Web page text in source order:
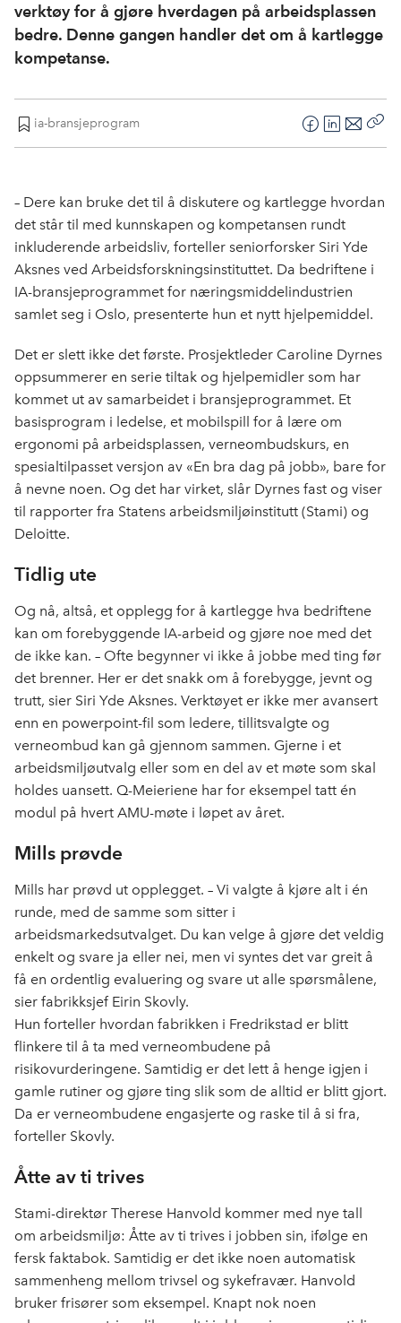
verktøy for å gjøre hverdagen på arbeidsplassen
bedre. Denne gangen handler det om å kartlegge
kompetanse.
ia-bransjeprogram
F
a
e
b
o
k
L
i
k
e
d
I
E
-
o
s
t
– Dere kan bruke det til å diskutere og kartlegge hvordan
det står til med kunnskapen og kompetansen rundt
inkluderende arbeidsliv, forteller seniorforsker Siri Yde
Aksnes ved Arbeidsforskningsinstituttet. Da bedriftene i
IA-bransjeprogrammet for næringsmiddelindustrien
samlet seg i Oslo, presenterte hun et nytt hjelpemiddel.
Det er slett ikke det første. Prosjektleder Caroline Dyrnes
oppsummerer en serie tiltak og hjelpemidler som har
kommet ut av samarbeidet i bransjeprogrammet. Et
basisprogram i ledelse, et mobilspill for å lære om
ergonomi på arbeidsplassen, verneombudskurs, en
spesialtilpasset versjon av «En bra dag på jobb», bare for
å nevne noen. Og det har virket, slår Dyrnes fast og viser
til rapporter fra Statens arbeidsmiljøinstitutt (Stami) og
Deloitte.
Tidlig ute
Og nå, altså, et opplegg for å kartlegge hva bedriftene
kan om forebyggende IA-arbeid og gjøre noe med det
de ikke kan. – Ofte begynner vi ikke å jobbe med ting før
det brenner. Her er det snakk om å forebygge, jevnt og
trutt, sier Siri Yde Aksnes. Verktøyet er ikke mer avansert
enn en powerpoint-fil som ledere, tillitsvalgte og
verneombud kan gå gjennom sammen. Gjerne i et
arbeidsmiljøutvalg eller som en del av et møte som skal
holdes uansett. Q-Meieriene har for eksempel tatt én
modul på hvert AMU-møte i løpet av året.
Mills prøvde
Mills har prøvd ut opplegget. – Vi valgte å kjøre alt i én
runde, med de samme som sitter i
arbeidsmarkedsutvalget. Du kan velge å gjøre det veldig
enkelt og svare ja eller nei, men vi syntes det var greit å
få en ordentlig evaluering og svare ut alle spørsmålene,
sier fabrikksjef Eirin Skovly.
Hun forteller hvordan fabrikken i Fredrikstad er blitt
flinkere til å ta med verneombudene på
risikovurderingene. Samtidig er det lett å henge igjen i
gamle rutiner og gjøre ting slik som de alltid er blitt gjort.
Da er verneombudene engasjerte og raske til å si fra,
forteller Skovly.
Åtte av ti trives
Stami-direktør Therese Hanvold kommer med nye tall
om arbeidsmiljø: Åtte av ti trives i jobben sin, ifølge en
fersk faktabok. Samtidig er det ikke noen automatisk
sammenheng mellom trivsel og sykefravær. Hanvold
bruker frisører som eksempel. Knapt nok noen